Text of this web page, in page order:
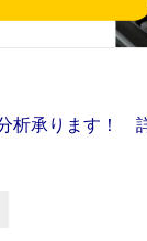
析承ります！